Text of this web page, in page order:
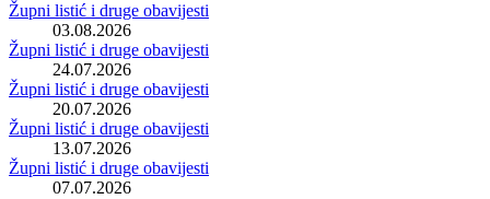
Župni listić i druge obavijesti
03.08.2026
Župni listić i druge obavijesti
24.07.2026
Župni listić i druge obavijesti
20.07.2026
Župni listić i druge obavijesti
13.07.2026
Župni listić i druge obavijesti
07.07.2026